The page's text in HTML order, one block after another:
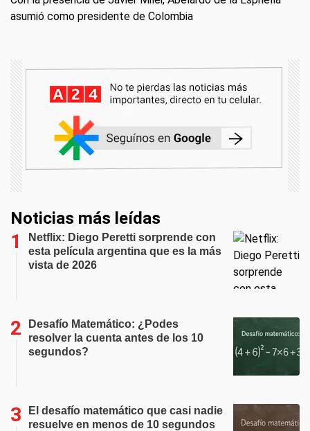
asumió como presidente de Colombia
Noticias más leídas
Netflix: Diego Peretti sorprende con
esta película argentina que es la más
vista de 2026
Desafío Matemático: ¿Podes
resolver la cuenta antes de los 10
segundos?
El desafío matemático que casi nadie
resuelve en menos de 10 segundos